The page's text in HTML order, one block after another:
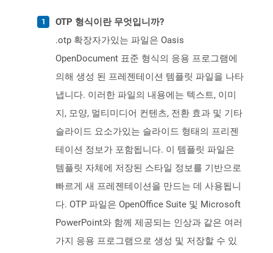
OTP 형식이란 무엇입니까?
.otp 확장자가있는 파일은 Oasis
OpenDocument 표준 형식의 응용 프로그램에
의해 생성 된 프레젠테이션 템플릿 파일을 나타
냅니다. 이러한 파일의 내용에는 텍스트, 이미
지, 모양, 멀티미디어 컨텐츠, 전환 효과 및 기타
슬라이드 요소가있는 슬라이드 형태의 프리젠
테이션 정보가 포함됩니다. 이 템플릿 파일은
템플릿 자체에 저장된 스타일 정보를 기반으로
빠르게 새 프레젠테이션을 만드는 데 사용됩니
다. OTP 파일은 OpenOffice Suite 및 Microsoft
PowerPoint와 함께 제공되는 인상과 같은 여러
가지 응용 프로그램으로 생성 및 저장할 수 있